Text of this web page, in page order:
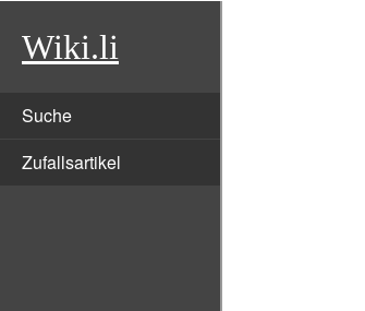
Wiki.li
Suche
Zufallsartikel